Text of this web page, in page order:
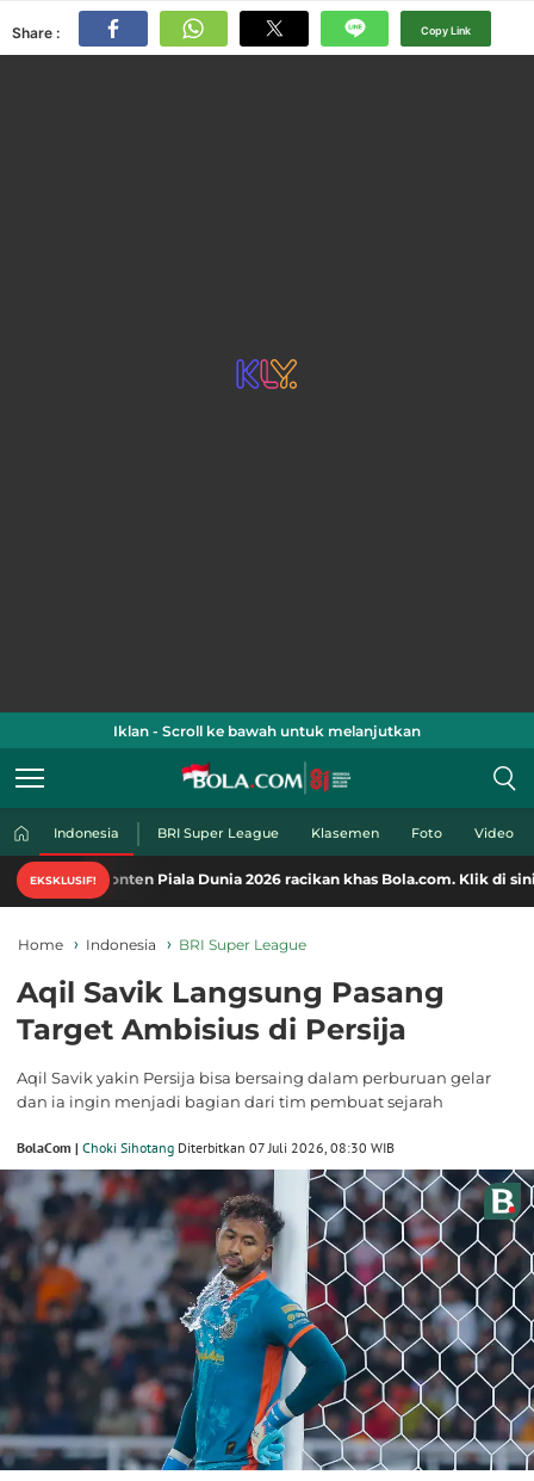
Share : Copy Link
Iklan - Scroll ke bawah untuk melanjutkan
Indonesia BRI Super League Klasemen Foto Video
EKSKLUSIF!
Piala Dunia 2026 racikan khas Bola.com. Klik di sini!
Home Indonesia BRI Super League
Aqil Savik Langsung Pasang
Target Ambisius di Persija
Aqil Savik yakin Persija bisa bersaing dalam perburuan gelar
dan ia ingin menjadi bagian dari tim pembuat sejarah
BolaCom | Choki Sihotang Diterbitkan 07 Juli 2026, 08:30 WIB